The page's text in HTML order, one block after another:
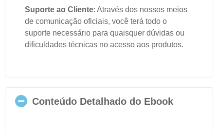
Suporte ao Cliente: Através dos nossos meios
de comunicação oficiais, você terá todo o
suporte necessário para quaisquer dúvidas ou
dificuldades técnicas no acesso aos produtos.
Conteúdo Detalhado do Ebook